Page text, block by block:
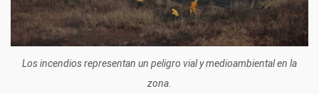
Los incendios representan un peligro vial y medioambiental en la
zona.